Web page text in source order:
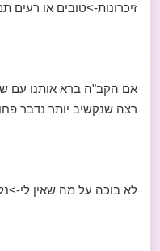
זיכרונות->טובים או רעים
אם הקב"ה ברא אותנו עם
רצה שנקשיב יותר נדבר
לא בוכה על מה שאין לי-